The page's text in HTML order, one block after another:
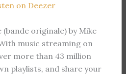
on Deezer
originale) by Mike
music streaming on
more than 43 million
playlists, and share your